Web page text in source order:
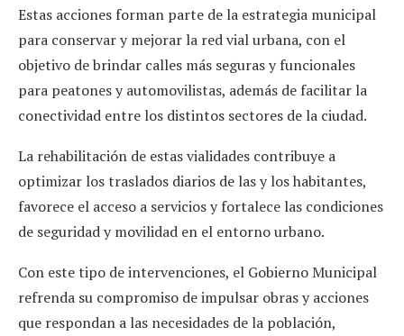
Estas acciones forman parte de la estrategia municipal
para conservar y mejorar la red vial urbana, con el
objetivo de brindar calles más seguras y funcionales
para peatones y automovilistas, además de facilitar la
conectividad entre los distintos sectores de la ciudad.
La rehabilitación de estas vialidades contribuye a
optimizar los traslados diarios de las y los habitantes,
favorece el acceso a servicios y fortalece las condiciones
de seguridad y movilidad en el entorno urbano.
Con este tipo de intervenciones, el Gobierno Municipal
refrenda su compromiso de impulsar obras y acciones
que respondan a las necesidades de la población,